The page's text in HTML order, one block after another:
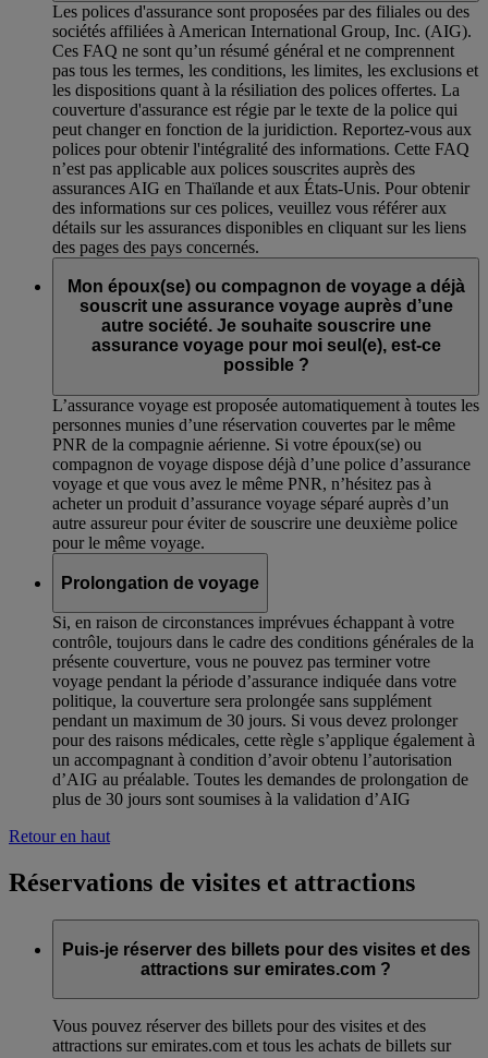
Les polices d'assurance sont proposées par des filiales ou des
sociétés affiliées à American International Group, Inc. (AIG).
Ces FAQ ne sont qu’un résumé général et ne comprennent
pas tous les termes, les conditions, les limites, les exclusions et
les dispositions quant à la résiliation des polices offertes. La
couverture d'assurance est régie par le texte de la police qui
peut changer en fonction de la juridiction. Reportez-vous aux
polices pour obtenir l'intégralité des informations. Cette FAQ
n’est pas applicable aux polices souscrites auprès des
assurances AIG en Thaïlande et aux États-Unis. Pour obtenir
des informations sur ces polices, veuillez vous référer aux
détails sur les assurances disponibles en cliquant sur les liens
des pages des pays concernés.
Mon époux(se) ou compagnon de voyage a déjà
souscrit une assurance voyage auprès d’une
autre société. Je souhaite souscrire une
assurance voyage pour moi seul(e), est-ce
possible ?
L’assurance voyage est proposée automatiquement à toutes les
personnes munies d’une réservation couvertes par le même
PNR de la compagnie aérienne. Si votre époux(se) ou
compagnon de voyage dispose déjà d’une police d’assurance
voyage et que vous avez le même PNR, n’hésitez pas à
acheter un produit d’assurance voyage séparé auprès d’un
autre assureur pour éviter de souscrire une deuxième police
pour le même voyage.
Prolongation de voyage
Si, en raison de circonstances imprévues échappant à votre
contrôle, toujours dans le cadre des conditions générales de la
présente couverture, vous ne pouvez pas terminer votre
voyage pendant la période d’assurance indiquée dans votre
politique, la couverture sera prolongée sans supplément
pendant un maximum de 30 jours. Si vous devez prolonger
pour des raisons médicales, cette règle s’applique également à
un accompagnant à condition d’avoir obtenu l’autorisation
d’AIG au préalable. Toutes les demandes de prolongation de
plus de 30 jours sont soumises à la validation d’AIG
Retour en haut
Réservations de visites et attractions
Puis-je réserver des billets pour des visites et des
attractions sur emirates.com ?
Vous pouvez réserver des billets pour des visites et des
attractions sur emirates.com et tous les achats de billets sur